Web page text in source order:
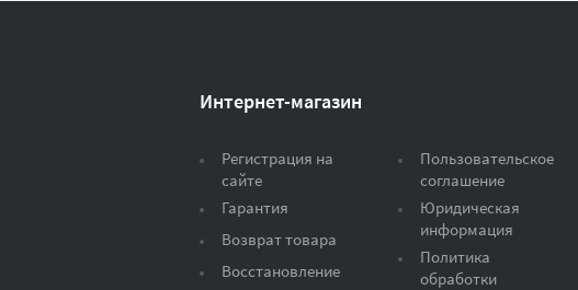
Интернет-магазин
Регистрация на
сайте
Гарантия
Возврат товара
Восстановление
Пользовательское
соглашение
Юридическая
информация
Политика
обработки